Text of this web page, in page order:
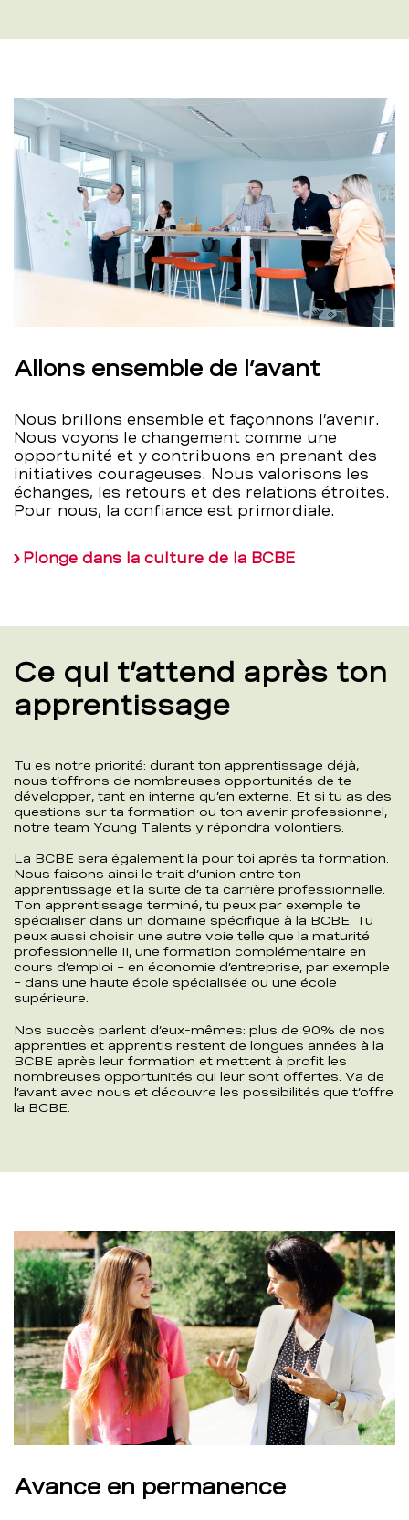
Allons ensemble de l’avant
Nous brillons ensemble et façonnons l’avenir.
Nous voyons le changement comme une
opportunité et y contribuons en prenant des
initiatives courageuses. Nous valorisons les
échanges, les retours et des relations étroites.
Pour nous, la confiance est primordiale.
Plonge dans la culture de la BCBE
Ce qui t’attend après ton
apprentissage
Tu es notre priorité: durant ton apprentissage déjà,
nous t’offrons de nombreuses opportunités de te
développer, tant en interne qu’en externe. Et si tu as des
questions sur ta formation ou ton avenir professionnel,
notre team Young Talents y répondra volontiers.
La BCBE sera également là pour toi après ta formation.
Nous faisons ainsi le trait d’union entre ton
apprentissage et la suite de ta carrière professionnelle.
Ton apprentissage terminé, tu peux par exemple te
spécialiser dans un domaine spécifique à la BCBE. Tu
peux aussi choisir une autre voie telle que la maturité
professionnelle II, une formation complémentaire en
cours d’emploi – en économie d’entreprise, par exemple
– dans une haute école spécialisée ou une école
supérieure.
Nos succès parlent d’eux-mêmes: plus de 90% de nos
apprenties et apprentis restent de longues années à la
BCBE après leur formation et mettent à profit les
nombreuses opportunités qui leur sont offertes. Va de
l’avant avec nous et découvre les possibilités que t’offre
la BCBE.
Avance en permanence